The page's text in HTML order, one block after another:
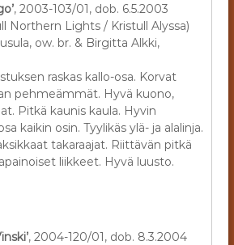
, 2003-103/01, dob. 6.5.2003
Northern Lights / Kristull Alyssa)
ow. br. & Birgitta Alkki,
raskas kallo-osa. Korvat
pehmeämmät. Hyvä kuono,
Pitkä kaunis kaula. Hyvin
kaikin osin. Tyylikäs ylä- ja alalinja.
takaraajat. Riittävän pitkä
liikkeet. Hyvä luusto.
, 2004-120/01, dob. 8.3.2004